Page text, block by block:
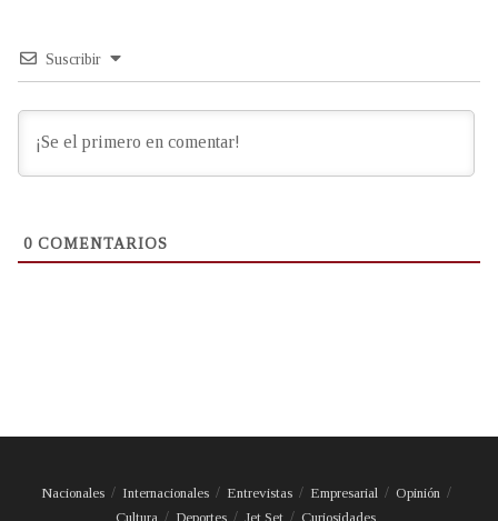
Suscribir
0 COMENTARIOS
Nacionales Internacionales Entrevistas Empresarial
Opinión
Cultura
Deportes Jet Set Curiosidades